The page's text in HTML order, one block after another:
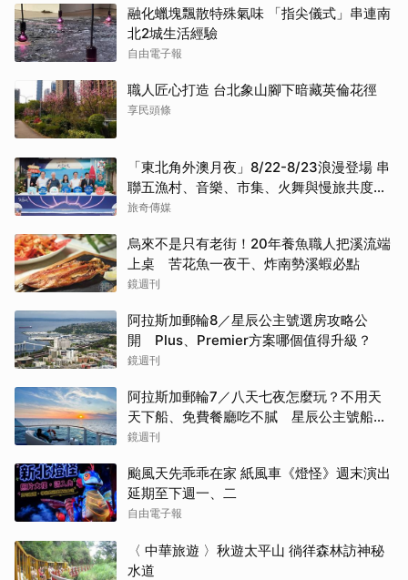
融化蠟塊飄散特殊氣味 「指尖儀式」串連南
北2城生活經驗
自由電子報
職人匠心打造 台北象山腳下暗藏英倫花徑
享民頭條
「東北角外澳月夜」8/22-8/23浪漫登場 串
聯五漁村、音樂、市集、火舞與慢旅共度夏
夜
旅奇傳媒
烏來不是只有老街！20年養魚職人把溪流端
上桌 苦花魚一夜干、炸南勢溪蝦必點
鏡週刊
阿拉斯加郵輪8／星辰公主號選房攻略公
開 Plus、Premier方案哪個值得升級？
鏡週刊
阿拉斯加郵輪7／八天七夜怎麼玩？不用天
天下船、免費餐廳吃不膩 星辰公主號船上
一日生活公開
鏡週刊
颱風天先乖乖在家 紙風車《燈怪》週末演出
延期至下週一、二
自由電子報
〈 中華旅遊 〉秋遊太平山 徜徉森林訪神秘
水道